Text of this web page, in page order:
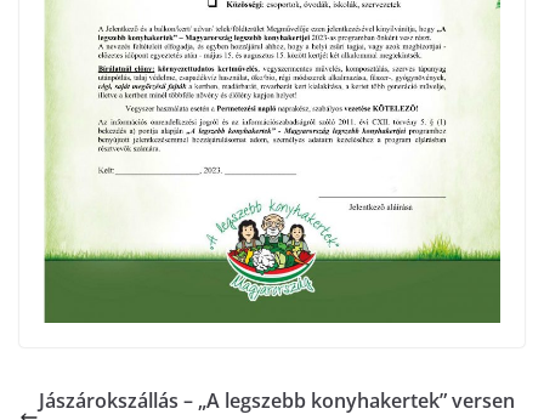
Jászárokszállás – „A legszebb konyhakertek” versen